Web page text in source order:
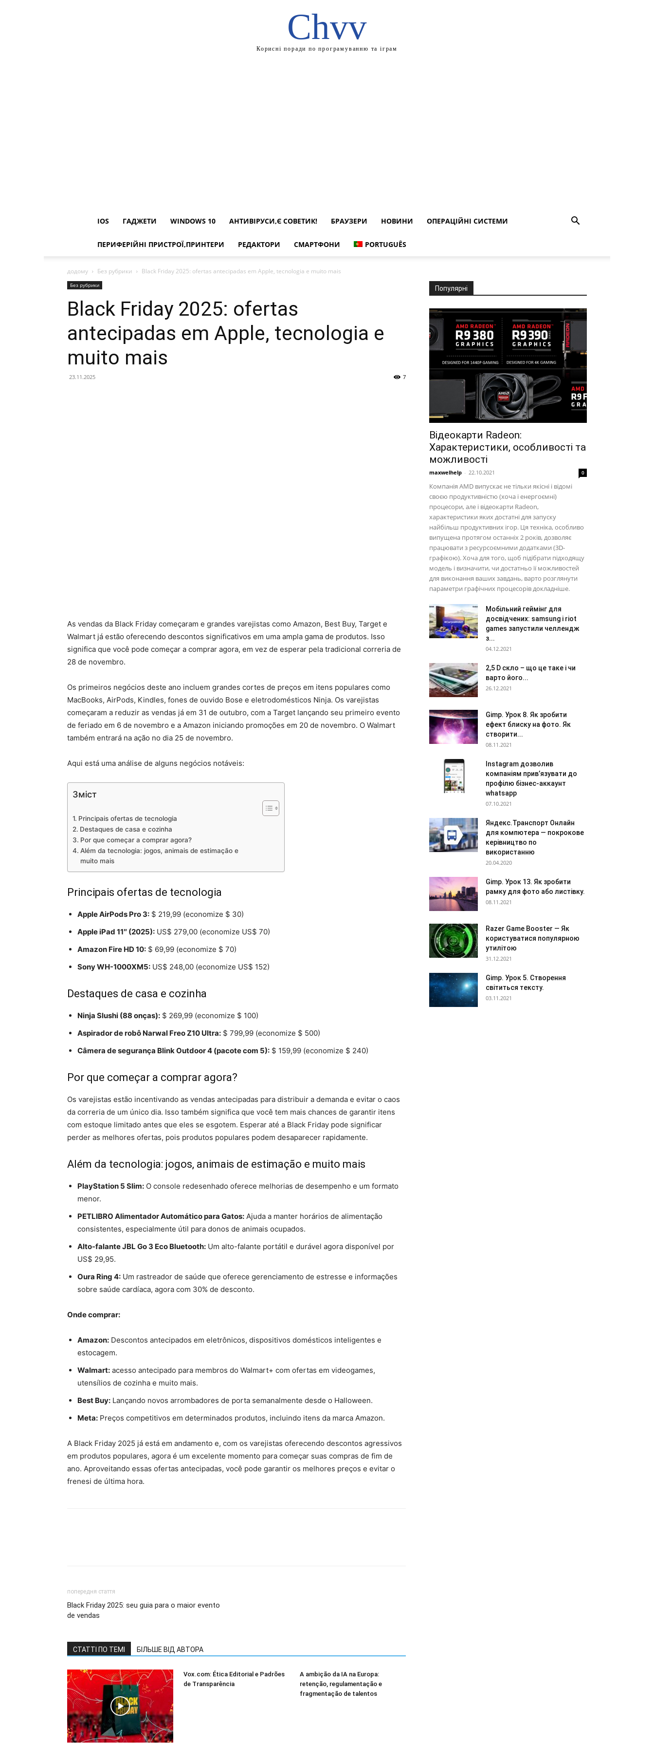
Chvv
Корисні поради по програмуванню та іграм
IOS ГАДЖЕТИ WINDOWS 10 АНТИВІРУСИ,Є СОВЕТИК! БРАУЗЕРИ НОВИНИ ОПЕРАЦІЙНІ СИСТЕМИ
ПЕРИФЕРІЙНІ ПРИСТРОЇ,ПРИНТЕРИ РЕДАКТОРИ СМАРТФОНИ PORTUGUÊS
додому Без рубрики Black Friday 2025: ofertas antecipadas em Apple, tecnologia e muito mais
Без рубрики
Black Friday 2025: ofertas
antecipadas em Apple, tecnologia e
muito mais
23.11.2025 7
As vendas da Black Friday começaram e grandes varejistas como Amazon, Best Buy, Target e
Walmart já estão oferecendo descontos significativos em uma ampla gama de produtos. Isso
significa que você pode começar a comprar agora, em vez de esperar pela tradicional correria de
28 de novembro.
Os primeiros negócios deste ano incluem grandes cortes de preços em itens populares como
MacBooks, AirPods, Kindles, fones de ouvido Bose e eletrodomésticos Ninja. Os varejistas
começaram a reduzir as vendas já em 31 de outubro, com a Target lançando seu primeiro evento
de feriado em 6 de novembro e a Amazon iniciando promoções em 20 de novembro. O Walmart
também entrará na ação no dia 25 de novembro.
Aqui está uma análise de alguns negócios notáveis:
Зміст
Principais ofertas de tecnologia
Destaques de casa e cozinha
Por que começar a comprar agora?
Além da tecnologia: jogos, animais de estimação e
muito mais
Principais ofertas de tecnologia
Apple AirPods Pro 3: $ 219,99 (economize $ 30)
Apple iPad 11″ (2025): US$ 279,00 (economize US$ 70)
Amazon Fire HD 10: $ 69,99 (economize $ 70)
Sony WH-1000XM5: US$ 248,00 (economize US$ 152)
Destaques de casa e cozinha
Ninja Slushi (88 onças): $ 269,99 (economize $ 100)
Aspirador de robô Narwal Freo Z10 Ultra: $ 799,99 (economize $ 500)
Câmera de segurança Blink Outdoor 4 (pacote com 5): $ 159,99 (economize $ 240)
Por que começar a comprar agora?
Os varejistas estão incentivando as vendas antecipadas para distribuir a demanda e evitar o caos
da correria de um único dia. Isso também significa que você tem mais chances de garantir itens
com estoque limitado antes que eles se esgotem. Esperar até a Black Friday pode significar
perder as melhores ofertas, pois produtos populares podem desaparecer rapidamente.
Além da tecnologia: jogos, animais de estimação e muito mais
PlayStation 5 Slim: O console redesenhado oferece melhorias de desempenho e um formato
menor.
PETLIBRO Alimentador Automático para Gatos: Ajuda a manter horários de alimentação
consistentes, especialmente útil para donos de animais ocupados.
Alto-falante JBL Go 3 Eco Bluetooth: Um alto-falante portátil e durável agora disponível por
US$ 29,95.
Oura Ring 4: Um rastreador de saúde que oferece gerenciamento de estresse e informações
sobre saúde cardíaca, agora com 30% de desconto.
Onde comprar:
Amazon: Descontos antecipados em eletrônicos, dispositivos domésticos inteligentes e
estocagem.
Walmart: acesso antecipado para membros do Walmart+ com ofertas em videogames,
utensílios de cozinha e muito mais.
Best Buy: Lançando novos arrombadores de porta semanalmente desde o Halloween.
Meta: Preços competitivos em determinados produtos, incluindo itens da marca Amazon.
A Black Friday 2025 já está em andamento e, com os varejistas oferecendo descontos agressivos
em produtos populares, agora é um excelente momento para começar suas compras de fim de
ano. Aproveitando essas ofertas antecipadas, você pode garantir os melhores preços e evitar o
frenesi de última hora.
попередня стаття
Black Friday 2025: seu guia para o maior evento
de vendas
СТАТТІ ПО ТЕМІ БІЛЬШЕ ВІД АВТОРА
Vox.com: Ética Editorial e Padrões
de Transparência
A ambição da IA na Europa:
retenção, regulamentação e
fragmentação de talentos
Популярні
Відеокарти Radeon:
Характеристики, особливості та
можливості
maxwelhelp - 22.10.2021 0
Компанія AMD випускає не тільки якісні і відомі
своєю продуктивністю (хоча і енергоємні)
процесори, але і відеокарти Radeon,
характеристики яких достатні для запуску
найбільш продуктивних ігор. Ця техніка, особливо
випущена протягом останніх 2 років, дозволяє
працювати з ресурсоємними додатками (3D-
графікою). Хоча для того, щоб підібрати підходящу
модель і визначити, чи достатньо її можливостей
для виконання ваших завдань, варто розглянути
параметри графічних процесорів докладніше.
Мобільний геймінг для
досвідчених: samsung і riot
games запустили челлендж
з...
04.12.2021
2,5 D скло – що це таке і чи
варто його...
26.12.2021
Gimp. Урок 8. Як зробити
ефект блиску на фото. Як
створити...
08.11.2021
Instagram дозволив
компаніям прив’язувати до
профілю бізнес-аккаунт
whatsapp
07.10.2021
Яндекс.Транспорт Онлайн
для компютера — покрокове
керівництво по
використанню
20.04.2020
Gimp. Урок 13. Як зробити
рамку для фото або листівку.
08.11.2021
Razer Game Booster — Як
користуватися популярною
утилітою
31.12.2021
Gimp. Урок 5. Створення
світиться тексту.
03.11.2021